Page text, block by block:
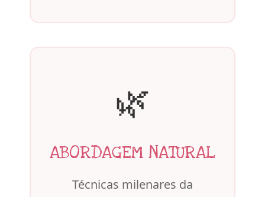
🌿
ABORDAGEM NATURAL
Técnicas milenares da